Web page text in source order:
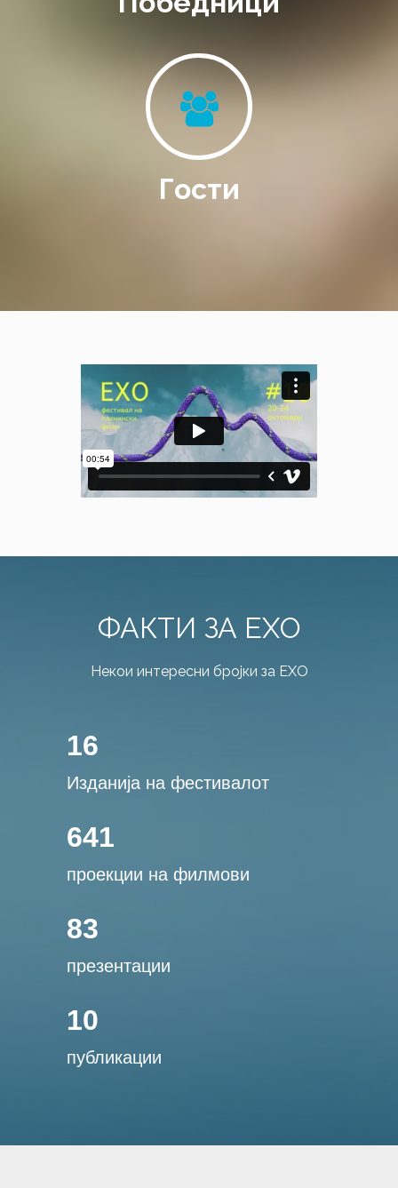
Гости
ФАКТИ ЗА ЕХО
Некои интересни бројки за ЕХО
16
Изданија на фестивалот
641
проекции на филмови
83
презентации
10
публикации